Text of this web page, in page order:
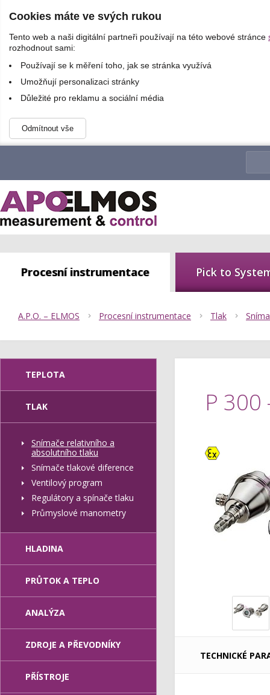
Cookies máte ve svých rukou
Tento web a naši digitální partneři používají na této webové stránce
rozhodnout sami:
Používají se k měření toho, jak se stránka využívá
Umožňují personalizaci stránky
Důležité pro reklamu a sociální média
Odmítnout vše
Procesní instrumentace Pick to
A.P.O. – ELMOS Procesní instrumentace Tlak
P
Ex
TECHNICKÉ
TEPLOTA
TLAK
Snímače relativního a
absolutního tlaku
Snímače tlakové diference
Ventilový program
Regulátory a spínače tlaku
Průmyslové manometry
HLADINA
PRŮTOK A TEPLO
ANALÝZA
ZDROJE A PŘEVODNÍKY
PŘÍSTROJE